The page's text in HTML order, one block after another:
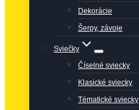
Dekorácie
Šerpy, závoje
Sviečky
Číselné sviecky
Klasické sviecky
Tématické sviecky